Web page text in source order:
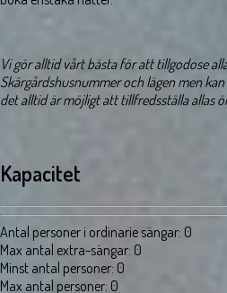
Vi gör alltid vårt bästa för att tillgodose
Skärgårdshusnummer och lägen men
det alltid är möjligt att tillfredsställa allas
Kapacitet
Antal personer i ordinarie sängar: 0
Max antal extra-sängar: 0
Minst antal personer: 0
Max antal personer: 0